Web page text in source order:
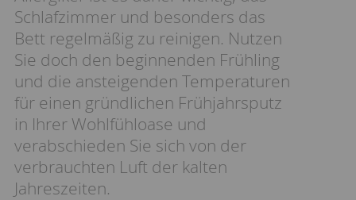
Schlafzimmer und besonders das
Bett regelmäßig zu reinigen. Nutzen
Sie doch den beginnenden Frühling
und die ansteigenden Temperaturen
für einen gründlichen Frühjahrsputz
in Ihrer Wohlfühloase und
verabschieden Sie sich von der
verbrauchten Luft der kalten
Jahreszeiten.